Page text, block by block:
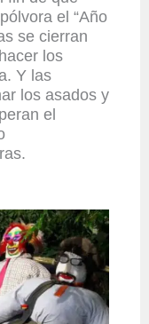
el “Año
se cierran
los
Y las
los asados y
el
.